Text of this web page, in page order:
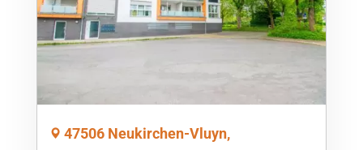
47506 Neukirchen-Vluyn,